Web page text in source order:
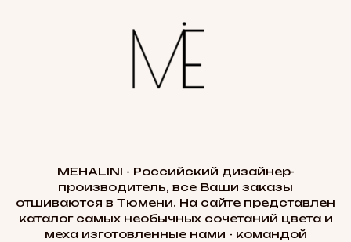
MEHALINI - Российский дизайнер-
производитель, все Ваши заказы
отшиваются в Тюмени. На сайте представлен
каталог самых необычных сочетаний цвета и
меха изготовленные нами - командой